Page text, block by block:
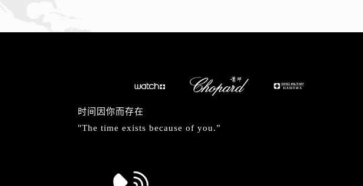
时间因你而存在
"The time exists because of you.”